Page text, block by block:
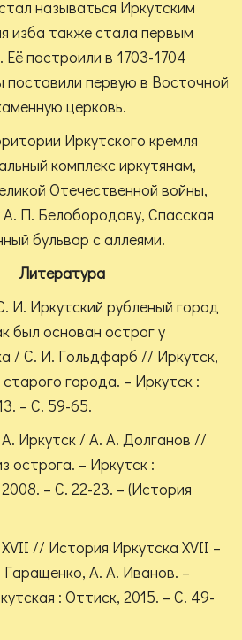
называться Иркутским
изба также стала первым
построили в 1703-1704
поставили первую в Восточной
церковь.
Иркутского кремля
комплекс иркутянам,
Отечественной войны,
А. П. Белобородову, Спасская
бульвар с аллеями.
Литература
И. Иркутский рубленый город
был основан острог у
/ С. И. Гольдфарб // Иркутск,
города. – Иркутск :
– С. 59-65.
Иркутск / А. А. Долганов //
острога. – Иркутск :
– С. 22-23. – (История
// История Иркутска XVII –
Гаращенко, А. А. Иванов. –
: Оттиск, 2015. – С. 49-